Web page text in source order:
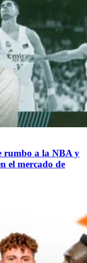
rumbo a la NBA y
el mercado de